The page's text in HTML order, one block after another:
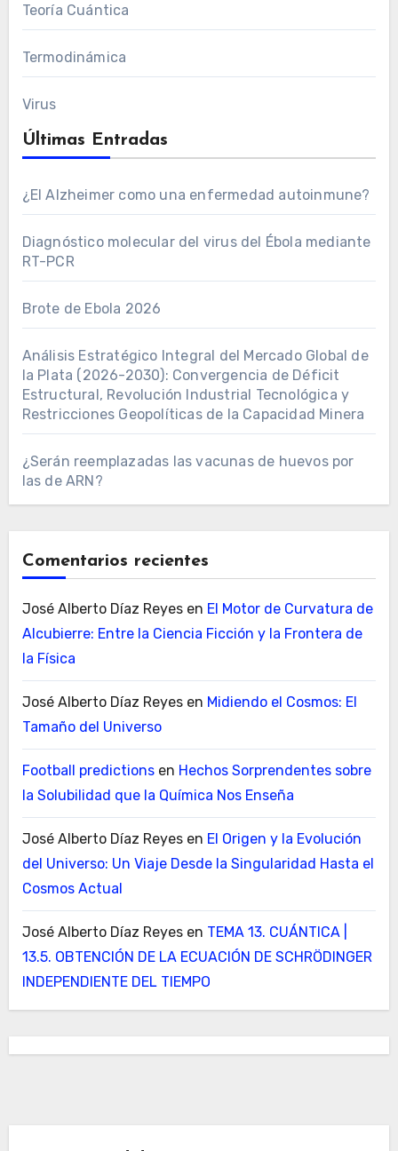
Teoría Cuántica
Termodinámica
Virus
Últimas Entradas
¿El Alzheimer como una enfermedad autoinmune?
Diagnóstico molecular del virus del Ébola mediante
RT-PCR
Brote de Ebola 2026
Análisis Estratégico Integral del Mercado Global de
la Plata (2026-2030): Convergencia de Déficit
Estructural, Revolución Industrial Tecnológica y
Restricciones Geopolíticas de la Capacidad Minera
¿Serán reemplazadas las vacunas de huevos por
las de ARN?
Comentarios recientes
José Alberto Díaz Reyesen El Motor de Curvatura de
Alcubierre: Entre la Ciencia Ficción y la Frontera de
la Física
José Alberto Díaz Reyesen Midiendo el Cosmos: El
Tamaño del Universo
Football predictionsen Hechos Sorprendentes sobre
la Solubilidad que la Química Nos Enseña
José Alberto Díaz Reyesen El Origen y la Evolución
del Universo: Un Viaje Desde la Singularidad Hasta el
Cosmos Actual
José Alberto Díaz Reyesen TEMA 13. CUÁNTICA |
13.5. OBTENCIÓN DE LA ECUACIÓN DE SCHRÖDINGER
INDEPENDIENTE DEL TIEMPO